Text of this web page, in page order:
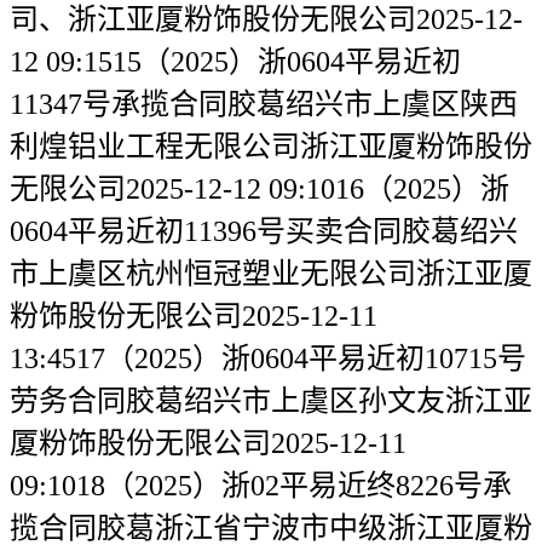
司、浙江亚厦粉饰股份无限公司2025-12-
12 09:1515（2025）浙0604平易近初
11347号承揽合同胶葛绍兴市上虞区陕西
利煌铝业工程无限公司浙江亚厦粉饰股份
无限公司2025-12-12 09:1016（2025）浙
0604平易近初11396号买卖合同胶葛绍兴
市上虞区杭州恒冠塑业无限公司浙江亚厦
粉饰股份无限公司2025-12-11
13:4517（2025）浙0604平易近初10715号
劳务合同胶葛绍兴市上虞区孙文友浙江亚
厦粉饰股份无限公司2025-12-11
09:1018（2025）浙02平易近终8226号承
揽合同胶葛浙江省宁波市中级浙江亚厦粉